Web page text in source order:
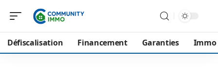
Défiscalisation Financement Garanties Immo